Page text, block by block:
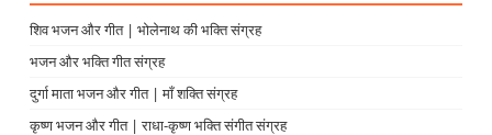
शिव भजन और गीत | भोलेनाथ की भक्ति संग्रह
भजन और भक्ति गीत संग्रह
दुर्गा माता भजन और गीत | माँ शक्ति संग्रह
कृष्ण भजन और गीत | राधा-कृष्ण भक्ति संगीत संग्रह